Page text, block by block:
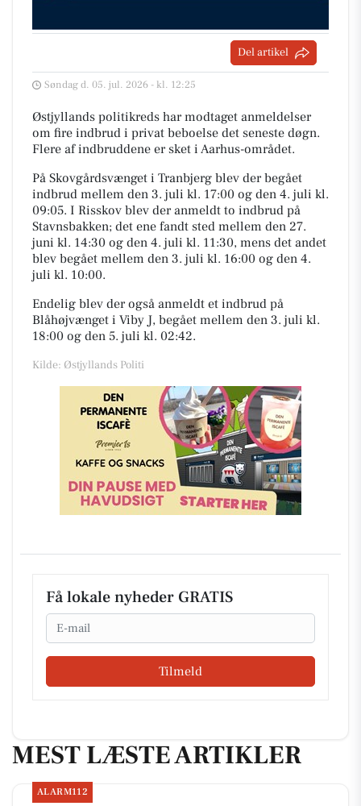
Del artikel
Søndag d. 05. jul. 2026 - kl. 12:25
Østjyllands politikreds har modtaget anmeldelser
om fire indbrud i privat beboelse det seneste døgn.
Flere af indbruddene er sket i Aarhus-området.
På Skovgårdsvænget i Tranbjerg blev der begået
indbrud mellem den 3. juli kl. 17:00 og den 4. juli kl.
09:05. I Risskov blev der anmeldt to indbrud på
Stavnsbakken; det ene fandt sted mellem den 27.
juni kl. 14:30 og den 4. juli kl. 11:30, mens det andet
blev begået mellem den 3. juli kl. 16:00 og den 4.
juli kl. 10:00.
Endelig blev der også anmeldt et indbrud på
Blåhøjvænget i Viby J, begået mellem den 3. juli kl.
18:00 og den 5. juli kl. 02:42.
Kilde: Østjyllands Politi
Få lokale nyheder GRATIS
Email
Tilmeld
MEST LÆSTE ARTIKLER
ALARM112